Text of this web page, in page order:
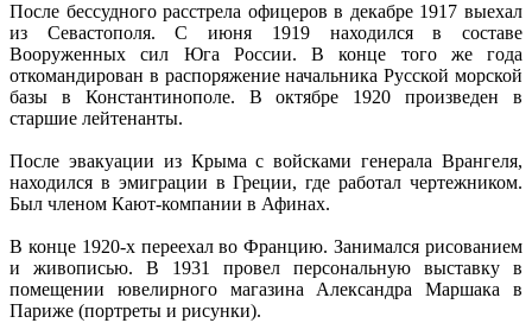
После бессудного расстрела офицеров в декабре 1917 выехал
из Севастополя. С июня 1919 находился в составе
Вооруженных сил Юга России. В конце того же года
откомандирован в распоряжение начальника Русской морской
базы в Константинополе. В октябре 1920 произведен в
старшие лейтенанты.
После эвакуации из Крыма с войсками генерала Врангеля,
находился в эмиграции в Греции, где работал чертежником.
Был членом Кают-компании в Афинах.
В конце 1920-х переехал во Францию. Занимался рисованием
и живописью. В 1931 провел персональную выставку в
помещении ювелирного магазина Александра Маршака в
Париже (портреты и рисунки).